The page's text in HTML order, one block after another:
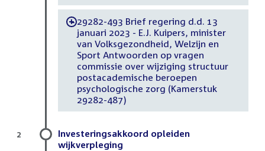
-29282-493 Brief regering d.d. 13
januari 2023 - E.J. Kuipers, minister
van Volksgezondheid, Welzijn en
Sport Antwoorden op vragen
commissie over wijziging structuur
postacademische beroepen
psychologische zorg (Kamerstuk
29282-487)
Investeringsakkoord opleiden
wijkverpleging
2